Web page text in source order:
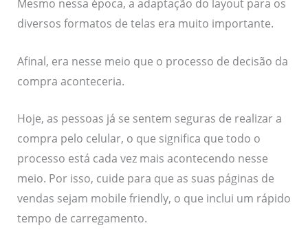
Mesmo nessa época, a adaptação do layout para os
diversos formatos de telas era muito importante.
Afinal, era nesse meio que o processo de decisão da
compra aconteceria.
Hoje, as pessoas já se sentem seguras de realizar a
compra pelo celular, o que significa que todo o
processo está cada vez mais acontecendo nesse
meio. Por isso, cuide para que as suas páginas de
vendas sejam mobile friendly, o que inclui um rápido
tempo de carregamento.